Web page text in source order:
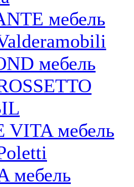
мебель
мебель
VITA мебель
мебель